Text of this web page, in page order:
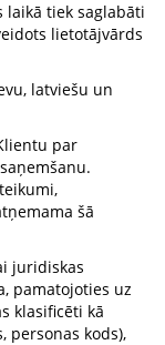
laikā tiek saglabāti
lietotājvārds
latviešu un
par
šā
juridiskas
pamatojoties uz
klasificēti kā
personas kods),